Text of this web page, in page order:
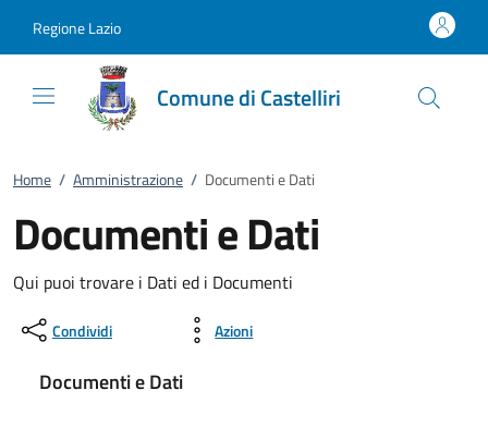
Regione Lazio
Comune di Castelliri
Home / Amministrazione / Documenti e Dati
Documenti e Dati
Qui puoi trovare i Dati ed i Documenti
Condividi Azioni
Documenti e Dati